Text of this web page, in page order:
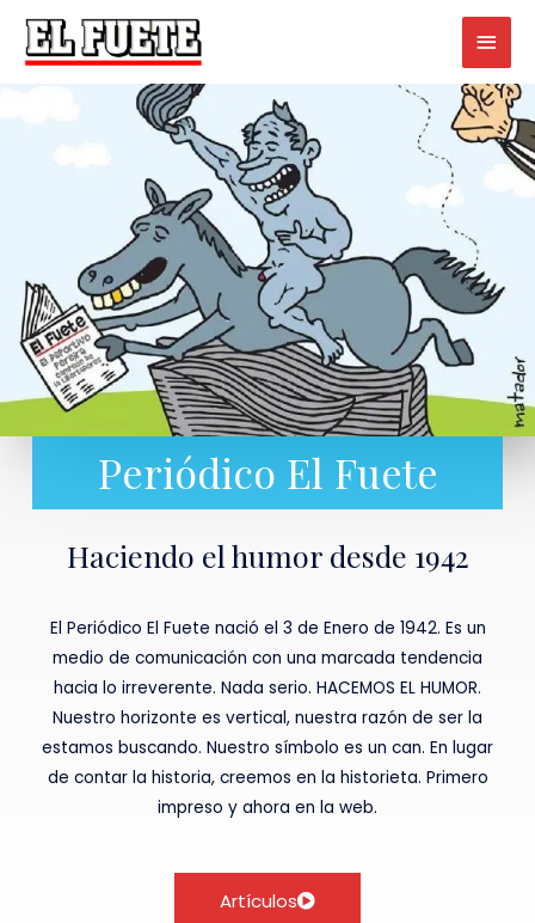
Periódico El Fuete
Haciendo el humor desde 1942
El Periódico El Fuete nació el 3 de Enero de 1942. Es un
medio de comunicación con una marcada tendencia
hacia lo irreverente. Nada serio. HACEMOS EL HUMOR.
Nuestro horizonte es vertical, nuestra razón de ser la
estamos buscando. Nuestro símbolo es un can. En lugar
de contar la historia, creemos en la historieta. Primero
impreso y ahora en la web.
Artículos